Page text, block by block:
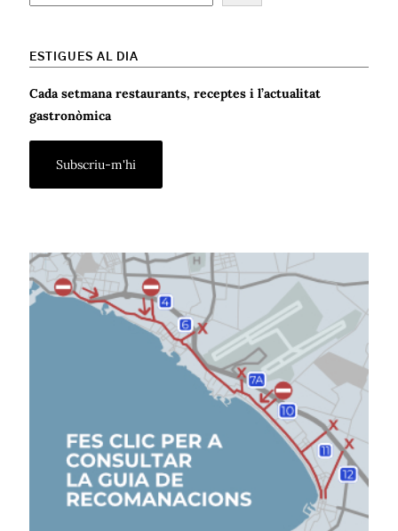
ESTIGUES AL DIA
Cada setmana restaurants, receptes i l’actualitat
gastronòmica